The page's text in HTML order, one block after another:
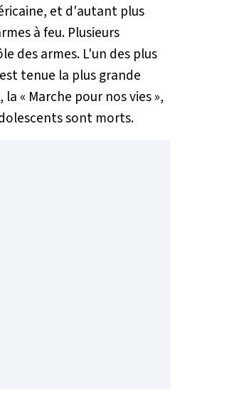
et d'autant plus
à feu. Plusieurs
des armes. L'un des plus
tenue la plus grande
« Marche pour nos vies »,
sont morts.